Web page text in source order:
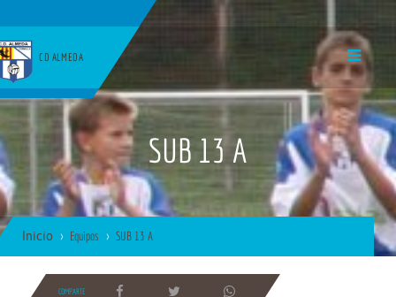
CD ALMEDA
SUB 13 A
Inicio Equipos SUB 13 A
COMPARTE